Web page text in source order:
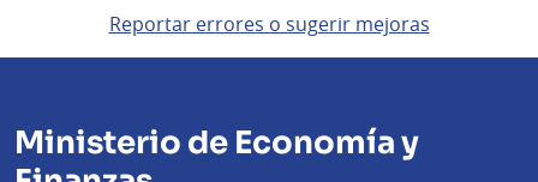
Reportar errores o sugerir mejoras
Ministerio de Economía y